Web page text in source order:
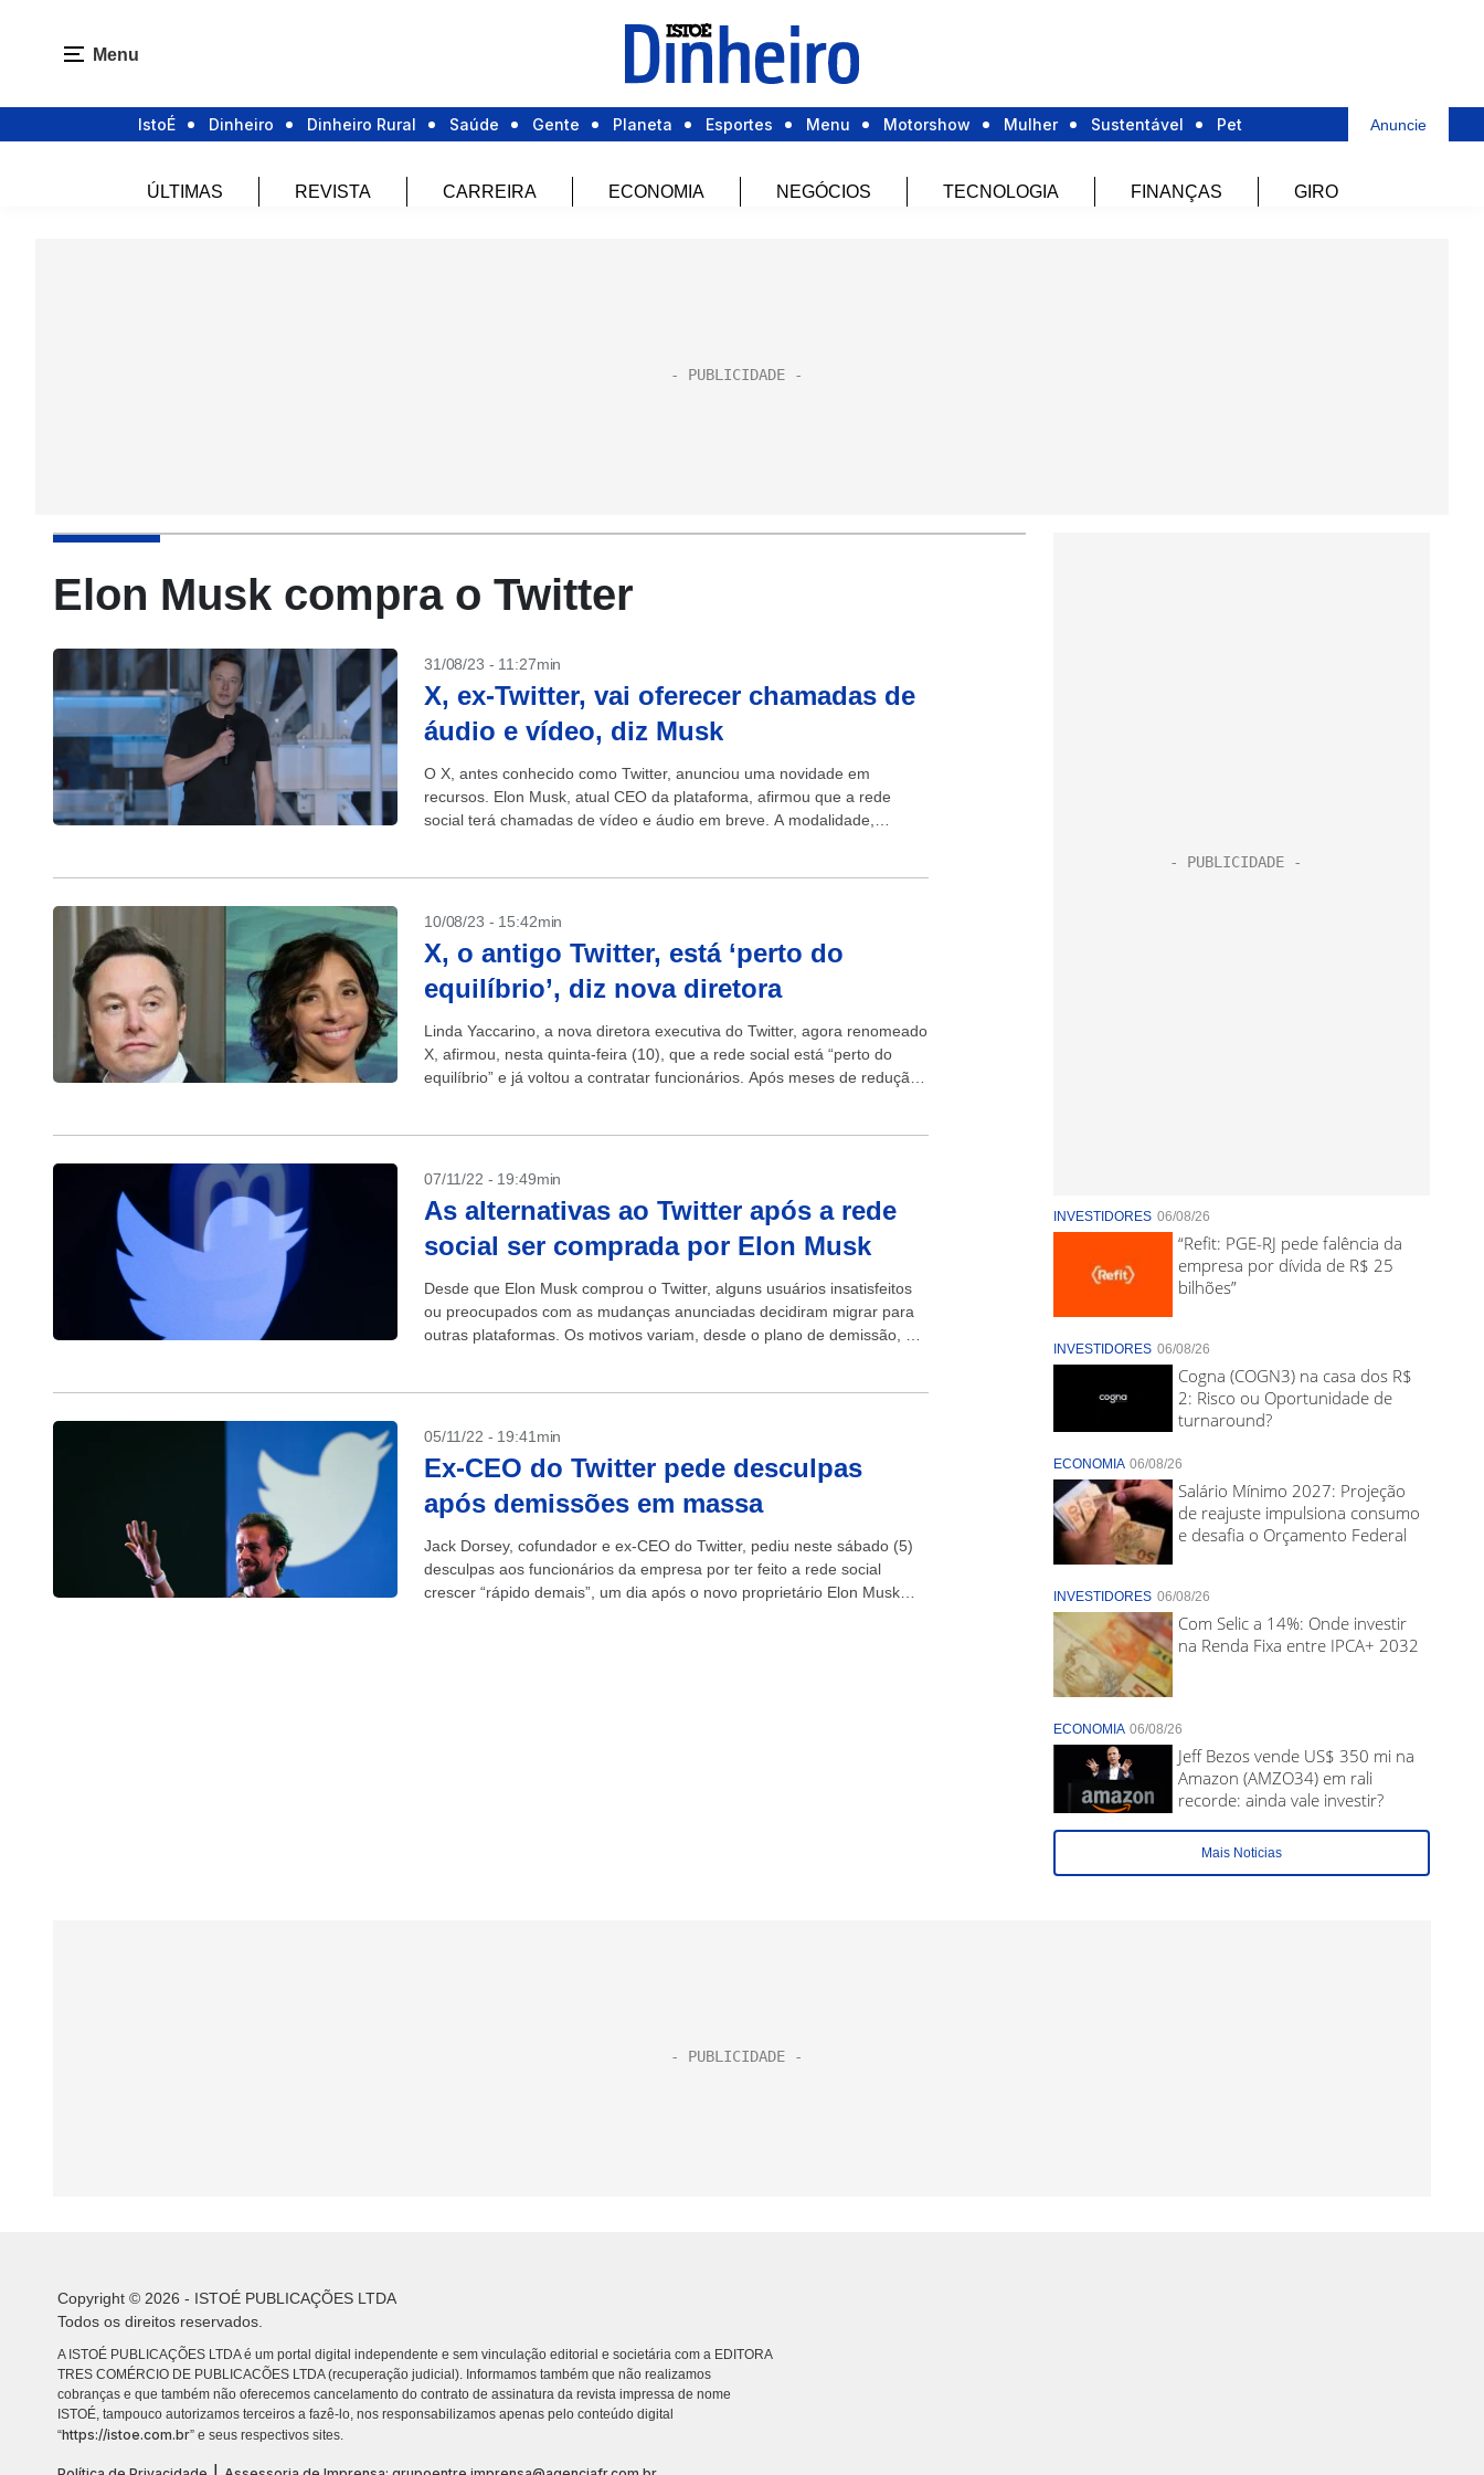
Menu
IstoÉ Dinheiro Dinheiro Rural Saúde Gente Planeta Esportes Menu Motorshow Mulher Sustentável Pet Anuncie
ÚLTIMAS REVISTA CARREIRA ECONOMIA NEGÓCIOS TECNOLOGIA FINANÇAS GIRO
Elon Musk compra o Twitter
31/08/23 - 11:27min
X, ex-Twitter, vai oferecer chamadas de
áudio e vídeo, diz Musk
O X, antes conhecido como Twitter, anunciou uma novidade em
recursos. Elon Musk, atual CEO da plataforma, afirmou que a rede
social terá chamadas de vídeo e áudio em breve. A modalidade,
10/08/23 - 15:42min
X, o antigo Twitter, está ‘perto do
equilíbrio’, diz nova diretora
Linda Yaccarino, a nova diretora executiva do Twitter, agora renomeado
X, afirmou, nesta quinta-feira (10), que a rede social está “perto do
equilíbrio” e já voltou a contratar funcionários. Após meses de redução
07/11/22 - 19:49min
As alternativas ao Twitter após a rede
social ser comprada por Elon Musk
Desde que Elon Musk comprou o Twitter, alguns usuários insatisfeitos
ou preocupados com as mudanças anunciadas decidiram migrar para
outras plataformas. Os motivos variam, desde o plano de demissão, até
05/11/22 - 19:41min
Ex-CEO do Twitter pede desculpas
após demissões em massa
Jack Dorsey, cofundador e ex-CEO do Twitter, pediu neste sábado (5)
desculpas aos funcionários da empresa por ter feito a rede social
crescer “rápido demais”, um dia após o novo proprietário Elon Musk
INVESTIDORES 06/08/26
“Refit: PGE-RJ pede falência da
empresa por dívida de R$ 25
bilhões”
INVESTIDORES 06/08/26
Cogna (COGN3) na casa dos R$
2: Risco ou Oportunidade de
turnaround?
ECONOMIA 06/08/26
Salário Mínimo 2027: Projeção
de reajuste impulsiona consumo
e desafia o Orçamento Federal
INVESTIDORES 06/08/26
Com Selic a 14%: Onde investir
na Renda Fixa entre IPCA+ 2032
ECONOMIA 06/08/26
Jeff Bezos vende US$ 350 mi na
Amazon (AMZO34) em rali
recorde: ainda vale investir?
Mais Noticias
Copyright © 2026 - ISTOÉ PUBLICAÇÕES LTDA
Todos os direitos reservados.
A ISTOÉ PUBLICAÇÕES LTDA é um portal digital independente e sem vinculação editorial e societária com a EDITORA
TRES COMÉRCIO DE PUBLICACÕES LTDA (recuperação judicial). Informamos também que não realizamos
cobranças e que também não oferecemos cancelamento do contrato de assinatura da revista impressa de nome
ISTOÉ, tampouco autorizamos terceiros a fazê-lo, nos responsabilizamos apenas pelo conteúdo digital
“https://istoe.com.br” e seus respectivos sites.